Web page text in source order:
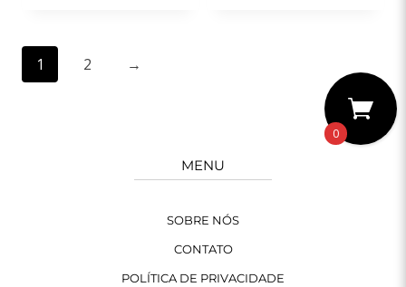
1 2 →
MENU
SOBRE NÓS
CONTATO
POLÍTICA DE PRIVACIDADE
0